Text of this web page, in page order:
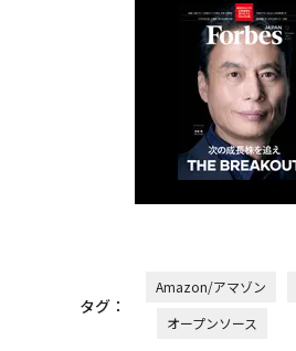
タグ：
Amazon/アマゾン
オープンソース